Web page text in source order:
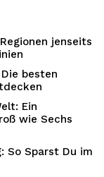
jenseits
besten
Ein
wie Sechs
So Sparst Du im